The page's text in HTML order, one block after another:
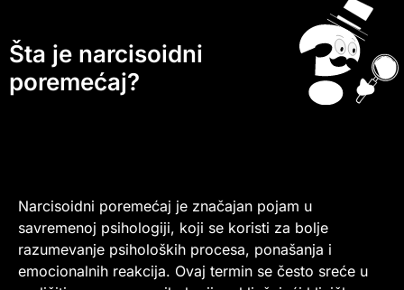
Šta je narcisoidni
poremećaj?
Narcisoidni poremećaj je značajan pojam u
savremenoj psihologiji, koji se koristi za bolje
razumevanje psiholoških procesa, ponašanja i
emocionalnih reakcija. Ovaj termin se često sreće u